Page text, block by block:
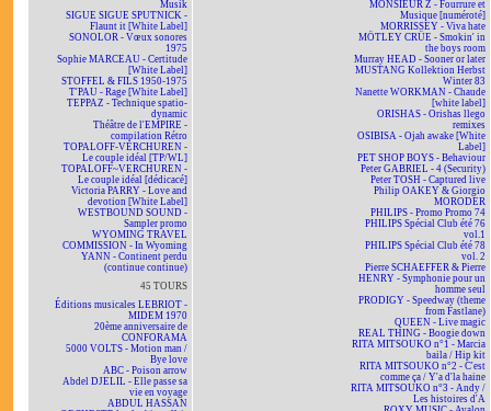
Musik
SIGUE SIGUE SPUTNICK -
Flaunt it [White Label]
SONOLOR - Vœux sonores
1975
Sophie MARCEAU - Certitude
[White Label]
STOFFEL & FILS 1950-1975
T'PAU - Rage [White Label]
TEPPAZ - Technique spatio-
dynamic
Théâtre de l'EMPIRE -
compilation Rétro
TOPALOFF-VERCHUREN -
Le couple idéal [TP/WL]
TOPALOFF~VERCHUREN -
Le couple idéal [dédicacé]
Victoria PARRY - Love and
devotion [White Label]
WESTBOUND SOUND -
Sampler promo
WYOMING TRAVEL
COMMISSION - In Wyoming
YANN - Continent perdu
(continue continue)
45 TOURS
Éditions musicales LEBRIOT -
MIDEM 1970
20ème anniversaire de
CONFORAMA
5000 VOLTS - Motion man /
Bye love
ABC - Poison arrow
Abdel DJELIL - Elle passe sa
vie en voyage
ABDUL HASSAN
MONSIEUR Z - Fourrure et
Musique [numéroté]
MORRISSEY - Viva hate
MÖTLEY CRÜE - Smokin' in
the boys room
Murray HEAD - Sooner or later
MUSTANG Kollektion Herbst
Winter 83
Nanette WORKMAN - Chaude
[white label]
ORISHAS - Orishas llego
remixes
OSIBISA - Ojah awake [White
Label]
PET SHOP BOYS - Behaviour
Peter GABRIEL - 4 (Security)
Peter TOSH - Captured live
Philip OAKEY & Giorgio
MORODER
PHILIPS - Promo Promo 74
PHILIPS Spécial Club été 76
vol.1
PHILIPS Spécial Club été 78
vol. 2
Pierre SCHAEFFER & Pierre
HENRY - Symphonie pour un
homme seul
PRODIGY - Speedway (theme
from Fastlane)
QUEEN - Live magic
REAL THING - Boogie down
RITA MITSOUKO n°1 - Marcia
baila / Hip kit
RITA MITSOUKO n°2 - C'est
comme ça / Y'a d'la haine
RITA MITSOUKO n°3 - Andy /
Les histoires d'A